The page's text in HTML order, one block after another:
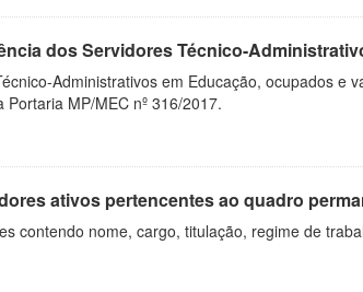
dos Servidores Técnico-
Administrativos em Educação, ocupados e
MP/MEC nº 316/2017.
ativos pertencentes ao quadro
contendo nome, cargo, titulação, regime de